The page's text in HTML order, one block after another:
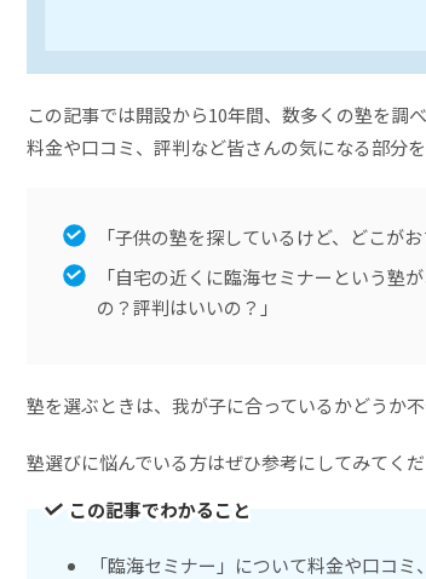
この記事では開設から10年間、数多くの塾を調
料金や口コミ、評判など皆さんの気になる部分
「子供の塾を探しているけど、どこが
「自宅の近くに臨海セミナーという塾
の？評判はいいの？」
塾を選ぶときは、我が子に合っているかどうか不
塾選びに悩んでいる方はぜひ参考にしてみてくだ
この記事でわかること
「臨海セミナー」について料金や口コ